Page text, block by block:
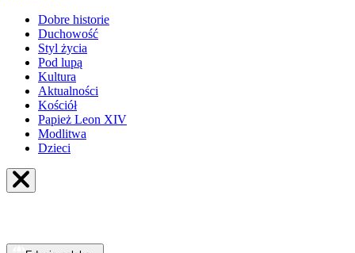
Dobre historie
Duchowość
Styl życia
Pod lupą
Kultura
Aktualności
Kościół
Papież Leon XIV
Modlitwa
Dzieci